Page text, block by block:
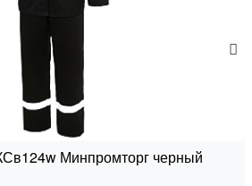
Минпромторг черный